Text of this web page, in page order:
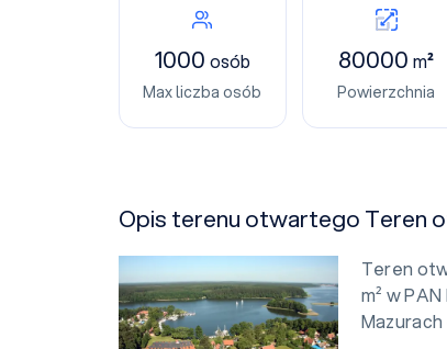
1000osób
Max liczba osób
80000m²
Powierzchnia
Opis terenu otwartego Teren
Teren
m² w